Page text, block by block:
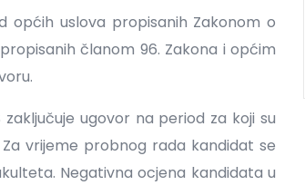
općih uslova propisanih Zakonom o
članom 96. Zakona i općim
ugovor na period za koji su
vrijeme probnog rada kandidat se
Negativna ocjena kandidata u